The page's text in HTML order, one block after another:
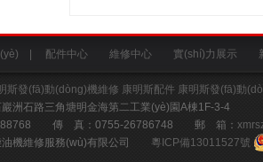
配件中心 維修中心 實(shí)力展示
斯發(fā)動(dòng)機維修 康明斯配件 康明斯發(fā)動
石路三角塘明金海第二工業(yè)園A棟1F-3-4
傳 真：0755-26786748 郵 箱：
油機維修服務(wù)有限公司 粵ICP備13011527號